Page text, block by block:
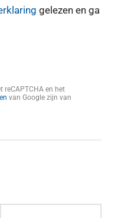
gelezen en ga
reCAPTCHA en het
van Google zijn van